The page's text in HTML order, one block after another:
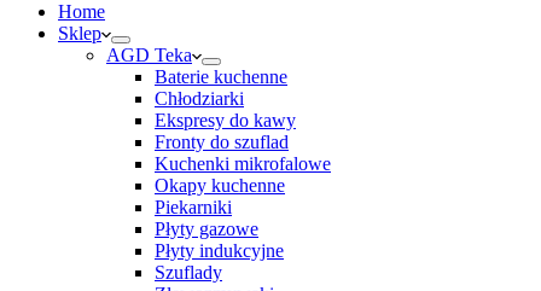
Home
Sklep
AGD Teka
Baterie kuchenne
Chłodziarki
Ekspresy do kawy
Fronty do szuflad
Kuchenki mikrofalowe
Okapy kuchenne
Piekarniki
Płyty gazowe
Płyty indukcyjne
Szuflady